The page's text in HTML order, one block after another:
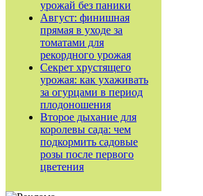
урожай без паники
Август: финишная
прямая в уходе за
томатами для
рекордного урожая
Секрет хрустящего
урожая: как ухаживать
за огурцами в период
плодоношения
Второе дыхание для
королевы сада: чем
подкормить садовые
розы после первого
цветения